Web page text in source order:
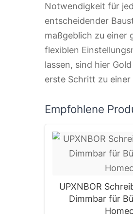
Notwendigkeit für
entscheidender
maßgeblich zu einer
flexiblen
lassen, sind hier
erste Schritt zu
Empfohlene
UPXNBOR
Dimmbar für